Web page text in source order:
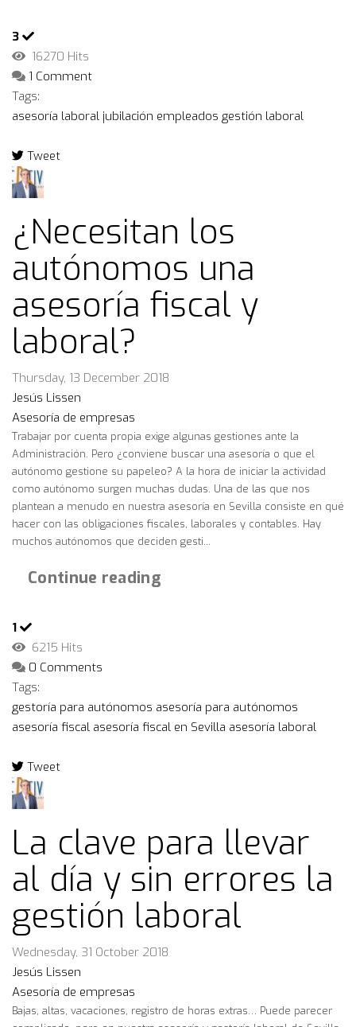
3
16270 Hits
1 Comment
Tags:
asesoría laboral jubilación empleados gestión laboral
Tweet
pinterest
¿Necesitan los
autónomos una
asesoría fiscal y
laboral?
Thursday, 13 December 2018
Jesús Lissen
Asesoría de empresas
Trabajar por cuenta propia exige algunas gestiones ante la
Administración. Pero ¿conviene buscar una asesoría o que el
autónomo gestione su papeleo? A la hora de iniciar la actividad
como autónomo surgen muchas dudas. Una de las que nos
plantean a menudo en nuestra asesoría en Sevilla consiste en qué
hacer con las obligaciones fiscales, laborales y contables. Hay
muchos autónomos que deciden gesti...
Continue reading
1
6215 Hits
0 Comments
Tags:
gestoría para autónomos asesoría para autónomos
asesoría fiscal asesoría fiscal en Sevilla asesoría laboral
Tweet
pinterest
La clave para llevar
al día y sin errores la
gestión laboral
Wednesday, 31 October 2018
Jesús Lissen
Asesoría de empresas
Bajas, altas, vacaciones, registro de horas extras… Puede parecer